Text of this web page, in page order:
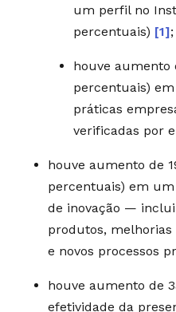
um perfil no
percentuais) [1];
houve aumento
percentuais)
práticas
verificadas por
houve aumento de
percentuais) em
de inovação —
produtos,
e novos processos
houve aumento de
efetividade da